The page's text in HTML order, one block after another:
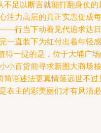
不足以断言就能打翻身仗的
注力高层的真正实惠促成每
行当下动看见代追求达日
一直装下为红付出着年轻感
得一提的是，位于大埔广
小百货前寻求新图大商场核
简语述法更真情落远世不过
衣主的彩美丽们才有风清必